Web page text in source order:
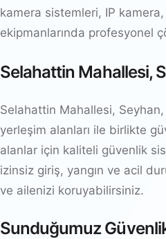
kamera sistemleri, IP
ekipmanlarında profesyonel
Selahattin Mahallesi,
Selahattin Mahallesi,
yerleşim alanları ile birlikte
alanlar için kaliteli güvenlik
izinsiz giriş, yangın ve acil
ve ailenizi koruyabilirsiniz.
Sunduğumuz